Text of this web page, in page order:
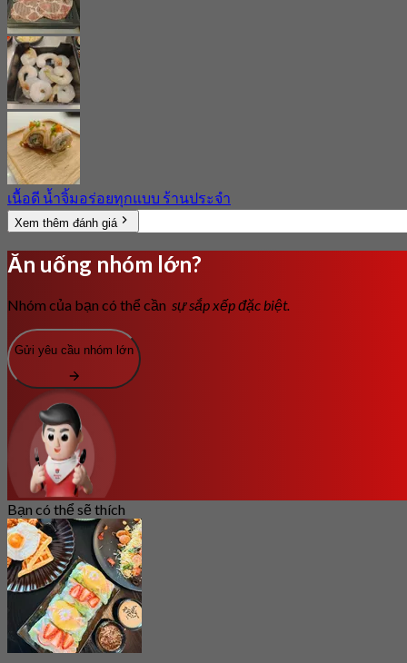
เนื้อดี น้ำจิ้มอร่อยทุกแบบ ร้านประจำ
Xem thêm đánh giá
Ăn uống nhóm lớn?
Nhóm của bạn có thể cần sự sắp xếp đặc biệt.
Gửi yêu cầu nhóm lớn
Bạn có thể sẽ thích